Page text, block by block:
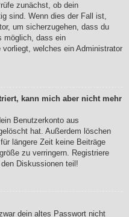
zunächst, ob dein
sind. Wenn dies der Fall ist,
um sicherzugehen, dass du
möglich, dass ein
welches ein Administrator
kann mich aber nicht mehr
Benutzerkonto aus
hat. Außerdem löschen
längere Zeit keine Beiträge
zu verringern. Registriere
Diskussionen teil!
dein altes Passwort nicht